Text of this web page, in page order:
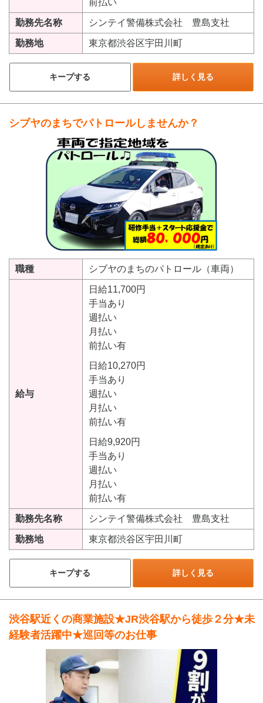
前払い
勤務先名称 シンテイ警備株式会社 豊島支社
勤務地 東京都渋谷区宇田川町
キープする 詳しく見る
シブヤのまちでパトロールしませんか？
職種 シブヤのまちのパトロール（車両）
給与
日給11,700円
手当あり
週払い
月払い
前払い有
日給10,270円
手当あり
週払い
月払い
前払い有
日給9,920円
手当あり
週払い
月払い
前払い有
勤務先名称 シンテイ警備株式会社 豊島支社
勤務地 東京都渋谷区宇田川町
キープする 詳しく見る
渋谷駅近くの商業施設★JR渋谷駅から徒歩２分★未
経験者活躍中★巡回等のお仕事